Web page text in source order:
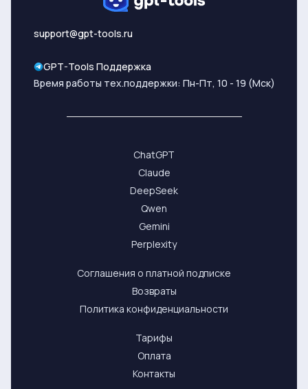
support@gpt-tools.ru
GPT-Tools Поддержка
Время работы тех.поддержки: Пн-Пт, 10 - 19 (Мск)
ChatGPT
Claude
DeepSeek
Qwen
Gemini
Perplexity
Соглашения о платной подписке
Возвраты
Политика конфиденциальности
Тарифы
Оплата
Контакты